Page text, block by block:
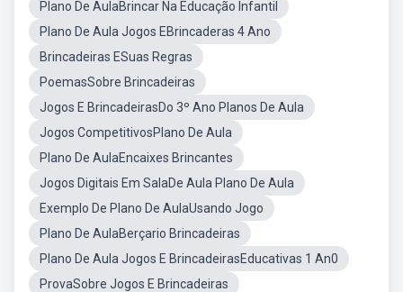
Plano De AulaBrincar Na Educação Infantil
Plano De Aula Jogos EBrincaderas 4 Ano
Brincadeiras ESuas Regras
PoemasSobre Brincadeiras
Jogos E BrincadeirasDo 3º Ano Planos De Aula
Jogos CompetitivosPlano De Aula
Plano De AulaEncaixes Brincantes
Jogos Digitais Em SalaDe Aula Plano De Aula
Exemplo De Plano De AulaUsando Jogo
Plano De AulaBerçario Brincadeiras
Plano De Aula Jogos E BrincadeirasEducativas 1 An0
ProvaSobre Jogos E Brincadeiras